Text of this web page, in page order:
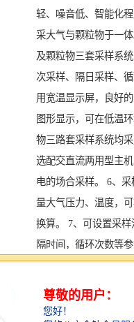
轻、噪音低、智能化
采大气与颗粒物于一
及颗粒物三套采样系
次采样、隔日采样、
用宽温显示屏，良好
图形显示，可在低温
物三路套采样系统均
选配交直流两用型主
电的场合采样。 6、
量大气压力、温度，
换算。 7、可设置采
隔时间，循环次数等
规定时间内仍未达到
可充电电池，供交流
复采样，自动扣除采